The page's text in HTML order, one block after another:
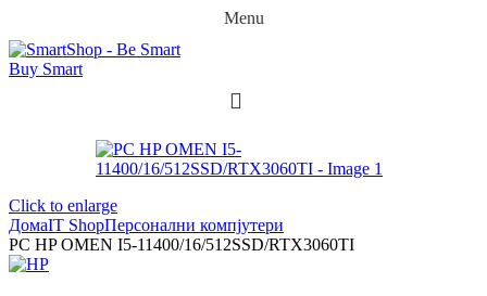
Menu
Click to enlarge
ДомаIT ShopПерсонални компјутери
PC HP OMEN I5-11400/16/512SSD/RTX3060TI